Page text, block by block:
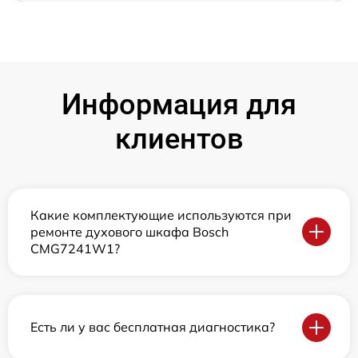
Информация для
клиентов
Какие комплектующие используются при
ремонте духового шкафа Bosch
CMG7241W1?
Есть ли у вас бесплатная диагностика?